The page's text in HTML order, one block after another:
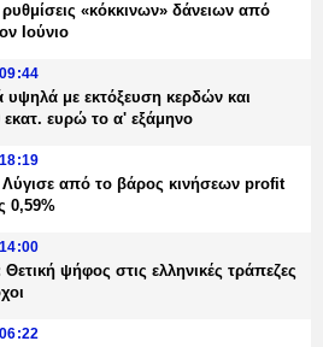
«κόκκινων» δάνειων από
Ιούνιο
09:44
υψηλά με εκτόξευση κερδών και
εκατ. ευρώ το α' εξάμηνο
18:19
Λύγισε από το βάρος κινήσεων profit
0,59%
14:00
ψήφος στις ελληνικές τράπεζες
06:22